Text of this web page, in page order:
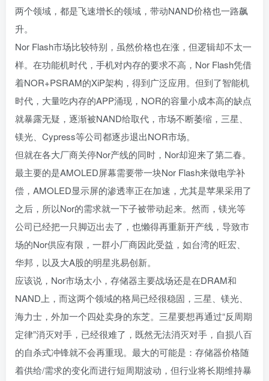
两个领域，都是飞速增长的领域，带动NAND价格也一路飙
升。
Nor Flash市场比较特别，虽然价格也在涨，但逻辑却不太一
样。在功能机时代，手机对内存的要求不高，Nor Flash凭借
着NOR+PSRAM的XiP架构，得到广泛应用。但到了智能机
时代，大量吃内存的APP涌现，NOR的容量小成本高的缺点
就暴露无疑，逐渐被NAND给取代，市场不断萎缩，三星、
镁光、Cypress等公司都逐步退出NOR市场。
但就在各大厂商关停Nor产线的同时，Nor却迎来了第二春。
最主要的是AMOLED屏幕需要带一块Nor Flash来做电学补
偿，AMOLED显示屏的渗透率正在加速，尤其是苹果采用了
之后，所以Nor的需求就一下子被带动起来。然而，镁光等
公司已经把一只脚迈出去了，也懒得再重新开产线，导致市
场的Nor供应有限，一群小厂商因此受益，如台湾的旺宏、
华邦，以及大A股的明星兆易创新。
应该说，Nor市场太小，存储器主要战场还是在DRAM和
NAND上，而这两个领域的格局已经很稳固，三星、镁光、
海力士，外加一个四处卖身的东芝。三星要想再通过“反周期
定律”消灭对手，已经很难了，既然无法消灭对手，自损八百
的自杀式冲锋就不会再重现。最大的可能是：存储器价格随
着供给/需求的变化而进行短周期波动，但行业将长期维持暴